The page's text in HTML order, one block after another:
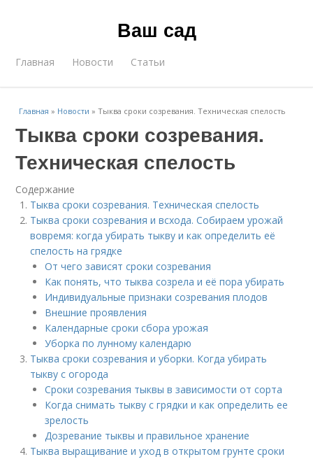
Ваш сад
Главная Новости Статьи
Главная » Новости »Тыква сроки созревания. Техническая спелость
Тыква сроки созревания.
Техническая спелость
Содержание
Тыква сроки созревания. Техническая спелость
Тыква сроки созревания и всхода. Собираем урожай
вовремя: когда убирать тыкву и как определить её
спелость на грядке
От чего зависят сроки созревания
Как понять, что тыква созрела и её пора убирать
Индивидуальные признаки созревания плодов
Внешние проявления
Календарные сроки сбора урожая
Уборка по лунному календарю
Тыква сроки созревания и уборки. Когда убирать
тыкву с огорода
Сроки созревания тыквы в зависимости от сорта
Когда снимать тыкву с грядки и как определить ее
зрелость
Дозревание тыквы и правильное хранение
Тыква выращивание и уход в открытом грунте сроки